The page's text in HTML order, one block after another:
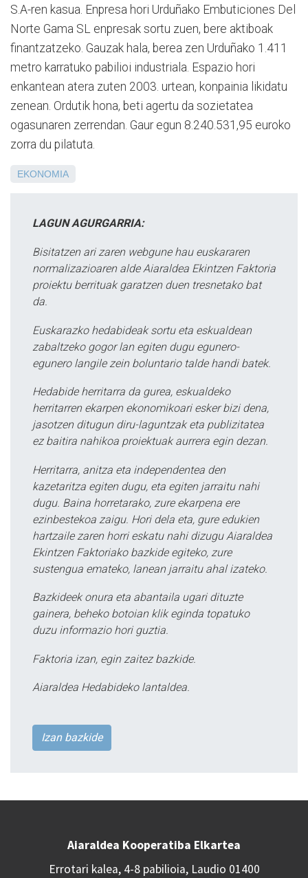
S.A-ren kasua. Enpresa hori Urduñako Embuticiones Del
Norte Gama SL enpresak sortu zuen, bere aktiboak
finantzatzeko. Gauzak hala, berea zen Urduñako 1.411
metro karratuko pabilioi industriala. Espazio hori
enkantean atera zuten 2003. urtean, konpainia likidatu
zenean. Ordutik hona, beti agertu da sozietatea
ogasunaren zerrendan. Gaur egun 8.240.531,95 euroko
zorra du pilatuta.
EKONOMIA
LAGUN AGURGARRIA:
Bisitatzen ari zaren webgune hau euskararen
normalizazioaren alde Aiaraldea Ekintzen Faktoria
proiektu berrituak garatzen duen tresnetako bat
da.
Euskarazko hedabideak sortu eta eskualdean
zabaltzeko gogor lan egiten dugu egunero-
egunero langile zein boluntario talde handi batek.
Hedabide herritarra da gurea, eskualdeko
herritarren ekarpen ekonomikoari esker bizi dena,
jasotzen ditugun diru-laguntzak eta publizitatea
ez baitira nahikoa proiektuak aurrera egin dezan.
Herritarra, anitza eta independentea den
kazetaritza egiten dugu, eta egiten jarraitu nahi
dugu. Baina horretarako, zure ekarpena ere
ezinbestekoa zaigu. Hori dela eta, gure edukien
hartzaile zaren horri eskatu nahi dizugu Aiaraldea
Ekintzen Faktoriako bazkide egiteko, zure
sustengua emateko, lanean jarraitu ahal izateko.
Bazkideek onura eta abantaila ugari dituzte
gainera, beheko botoian klik eginda topatuko
duzu informazio hori guztia.
Faktoria izan, egin zaitez bazkide.
Aiaraldea Hedabideko lantaldea.
Izan bazkide
Aiaraldea Kooperatiba Elkartea
Errotari kalea, 4-8 pabilioia, Laudio 01400